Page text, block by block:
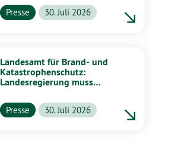
profitieren
Presse 30. Juli 2026
Landesamt für Brand- und
Katastrophenschutz:
Landesregierung muss
Presse 30. Juli 2026